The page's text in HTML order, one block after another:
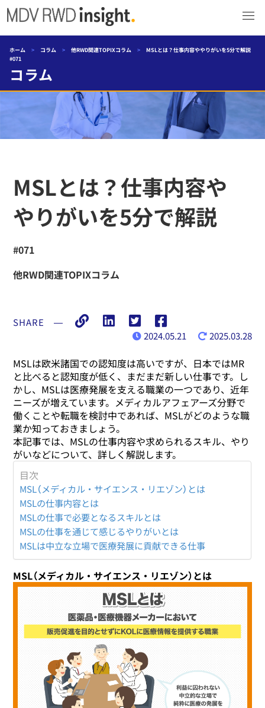
ホーム > コラム > 他RWD関連TOPIXコラム >
MSLとは？仕事内容ややりがいを5分で解説
#071
コラム
MSLとは？仕事内容や
やりがいを5分で解説
#071
他RWD関連TOPIXコラム
SHARE
―
2024.05.21
2025.03.28
MSLは欧米諸国での認知度は高いですが、日本ではMR
と比べると認知度が低く、まだまだ新しい仕事です。し
かし、MSLは医療発展を支える職業の一つであり、近年
ニーズが増えています。メディカルアフェアーズ分野で
働くことや転職を検討中であれば、MSLがどのような職
業か知っておきましょう。
本記事では、MSLの仕事内容や求められるスキル、やり
がいなどについて、詳しく解説します。
目次
MSL（メディカル・サイエンス・リエゾン）とは
MSLの仕事内容とは
MSLの仕事で必要となるスキルとは
MSLの仕事を通じて感じるやりがいとは
MSLは中立な立場で医療発展に貢献できる仕事
MSL（メディカル・サイエンス・リエゾン）とは